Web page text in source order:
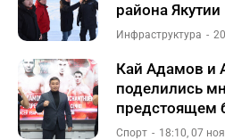
района Якутии
Инфраструктура
Кай Адамов и
поделились
предстоящем
Спорт 18:10, 07